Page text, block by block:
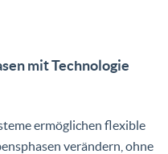
mit Technologie
ermöglichen flexible
verändern, ohne